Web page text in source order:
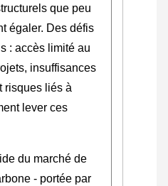
que peu
égaler. Des défis
: accès limité au
insuffisances
risques liés à
lever ces
du marché de
- portée par